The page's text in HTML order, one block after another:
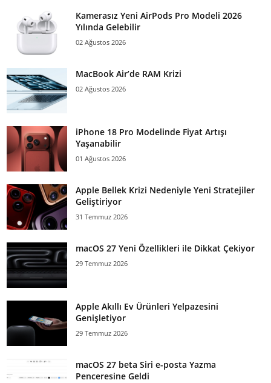
Kamerasız Yeni AirPods Pro Modeli 2026
Yılında Gelebilir
02 Ağustos 2026
MacBook Air’de RAM Krizi
02 Ağustos 2026
iPhone 18 Pro Modelinde Fiyat Artışı
Yaşanabilir
01 Ağustos 2026
Apple Bellek Krizi Nedeniyle Yeni Stratejiler
Geliştiriyor
31 Temmuz 2026
macOS 27 Yeni Özellikleri ile Dikkat Çekiyor
29 Temmuz 2026
Apple Akıllı Ev Ürünleri Yelpazesini
Genişletiyor
29 Temmuz 2026
macOS 27 beta Siri e-posta Yazma
Penceresine Geldi